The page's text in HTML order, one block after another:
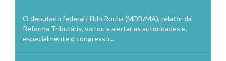
O deputado federal Hildo Rocha (MDB/MA), relator da
Reforma Tributária, voltou a alertar as autoridades e,
especialmente o congresso...